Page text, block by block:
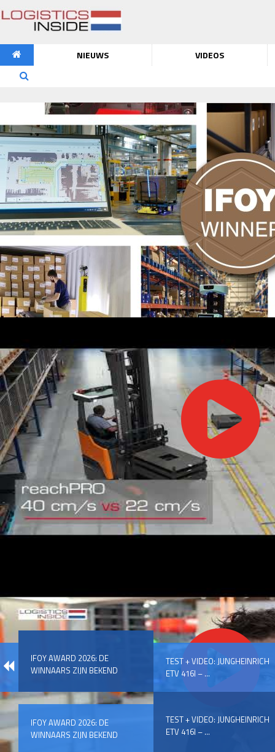
NIEUWS VIDEOS
IFOY AWARD 2026: DE
WINNAARS ZIJN BEKEND
TEST + VIDEO: JUNGHEINRICH
ETV 416I – ...
IFOY AWARD 2026: DE
WINNAARS ZIJN BEKEND
TEST + VIDEO: JUNGHEINRICH
ETV 416I – ...